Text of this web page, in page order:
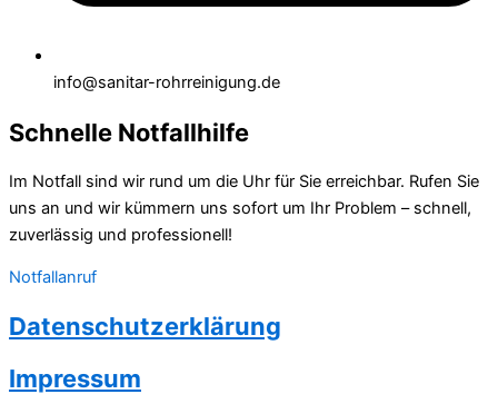
info@sanitar-rohrreinigung.de
Schnelle Notfallhilfe
Im Notfall sind wir rund um die Uhr für Sie erreichbar. Rufen Sie
uns an und wir kümmern uns sofort um Ihr Problem – schnell,
zuverlässig und professionell!
Notfallanruf
Datenschutzerklärung
Impressum